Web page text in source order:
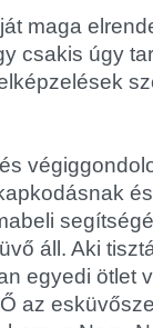
maga
csakis úgy
áll. Aki
egyedi ötlet
az